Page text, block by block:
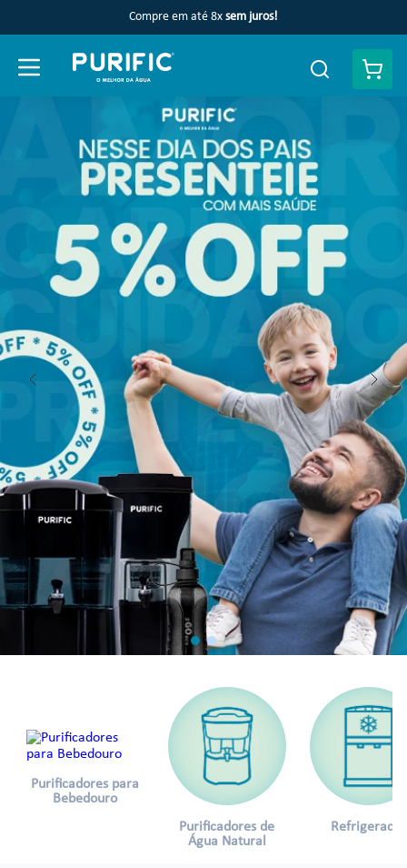
Compre em até 8x sem juros!
Purificadores para
Bebedouro
Purificadores de
Água Natural
Refrigerados